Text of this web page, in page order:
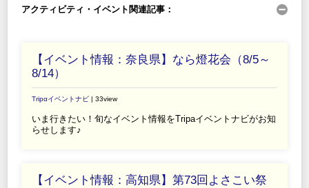
アクティビティ・イベント関連記事：
【イベント情報：奈良県】なら燈花会（8/5～
8/14）
Tripαイベントナビ | 33view
いま行きたい！旬なイベント情報をTripaイベントナビがお知
らせします♪
【イベント情報：高知県】第73回よさこい祭